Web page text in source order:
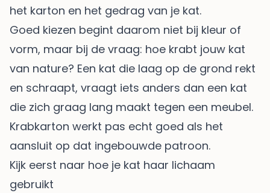
het karton en het gedrag van je kat.
Goed kiezen begint daarom niet bij kleur of
vorm, maar bij de vraag: hoe krabt jouw kat
van nature? Een kat die laag op de grond rekt
en schraapt, vraagt iets anders dan een kat
die zich graag lang maakt tegen een meubel.
Krabkarton werkt pas echt goed als het
aansluit op dat ingebouwde patroon.
Kijk eerst naar hoe je kat haar lichaam
gebruikt